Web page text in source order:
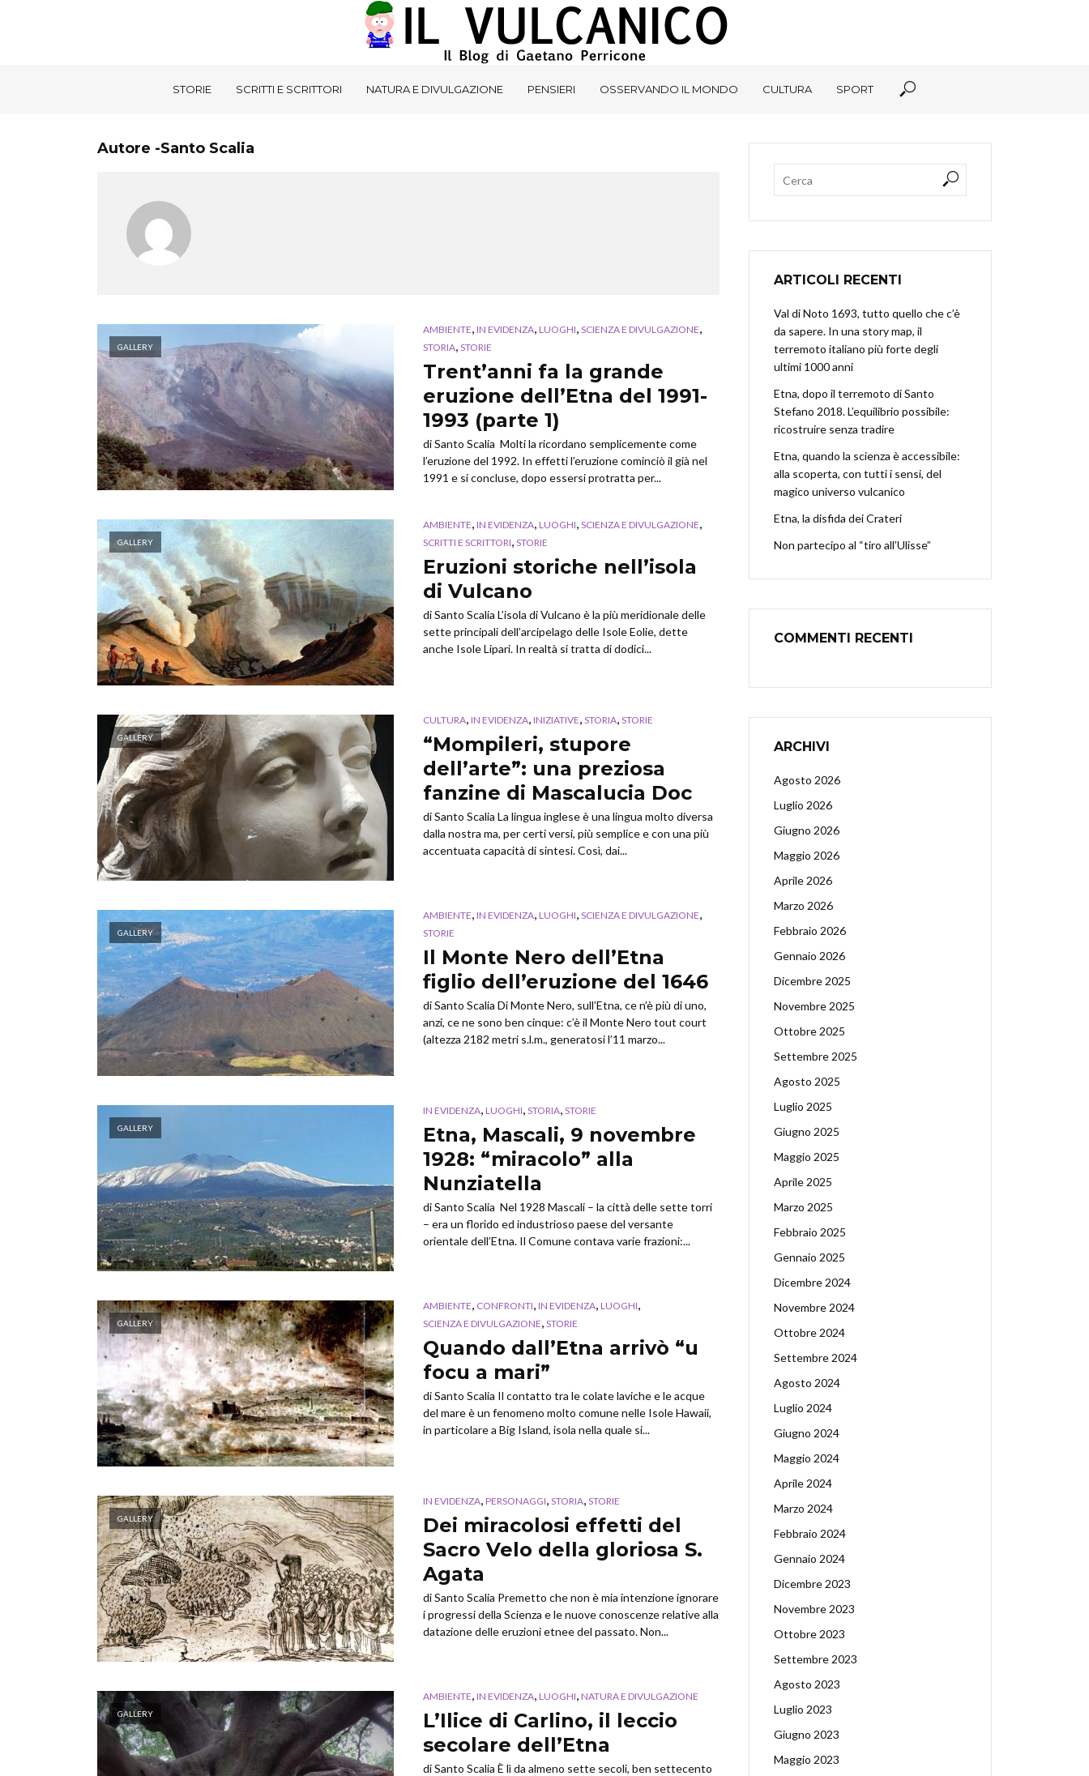
STORIE SCRITTI E SCRITTORI NATURA E DIVULGAZIONE PENSIERI OSSERVANDO IL MONDO CULTURA SPORT
Autore -Santo Scalia
GALLERY
AMBIENTE, IN EVIDENZA, LUOGHI, SCIENZA E DIVULGAZIONE,
STORIA, STORIE
Trent’anni fa la grande
eruzione dell’Etna del 1991-
1993 (parte 1)
di Santo Scalia Molti la ricordano semplicemente come
l’eruzione del 1992. In effetti l’eruzione cominciò il già nel
1991 e si concluse, dopo essersi protratta per...
GALLERY
AMBIENTE, IN EVIDENZA, LUOGHI, SCIENZA E DIVULGAZIONE,
SCRITTI E SCRITTORI, STORIE
Eruzioni storiche nell’isola
di Vulcano
di Santo Scalia L’isola di Vulcano è la più meridionale delle
sette principali dell’arcipelago delle Isole Eolie, dette
anche Isole Lipari. In realtà si tratta di dodici...
GALLERY
CULTURA, IN EVIDENZA, INIZIATIVE, STORIA, STORIE
“Mompileri, stupore
dell’arte”: una preziosa
fanzine di Mascalucia Doc
di Santo Scalia La lingua inglese è una lingua molto diversa
dalla nostra ma, per certi versi, più semplice e con una più
accentuata capacità di sintesi. Così, dai...
GALLERY
AMBIENTE, IN EVIDENZA, LUOGHI, SCIENZA E DIVULGAZIONE,
STORIE
Il Monte Nero dell’Etna
figlio dell’eruzione del 1646
di Santo Scalia Di Monte Nero, sull’Etna, ce n’è più di uno,
anzi, ce ne sono ben cinque: c’è il Monte Nero tout court
(altezza 2182 metri s.l.m., generatosi l’11 marzo...
GALLERY
IN EVIDENZA, LUOGHI, STORIA, STORIE
Etna, Mascali, 9 novembre
1928: “miracolo” alla
Nunziatella
di Santo Scalia Nel 1928 Mascali – la città delle sette torri
– era un florido ed industrioso paese del versante
orientale dell’Etna. Il Comune contava varie frazioni:...
GALLERY
AMBIENTE, CONFRONTI, IN EVIDENZA, LUOGHI,
SCIENZA E DIVULGAZIONE, STORIE
Quando dall’Etna arrivò “u
focu a mari”
di Santo Scalia Il contatto tra le colate laviche e le acque
del mare è un fenomeno molto comune nelle Isole Hawaii,
in particolare a Big Island, isola nella quale si...
GALLERY
IN EVIDENZA, PERSONAGGI, STORIA, STORIE
Dei miracolosi effetti del
Sacro Velo della gloriosa S.
Agata
di Santo Scalia Premetto che non è mia intenzione ignorare
i progressi della Scienza e le nuove conoscenze relative alla
datazione delle eruzioni etnee del passato. Non...
GALLERY
AMBIENTE, IN EVIDENZA, LUOGHI, NATURA E DIVULGAZIONE
L’Ilice di Carlino, il leccio
secolare dell’Etna
di Santo Scalia È lì da almeno sette secoli, ben settecento
ARTICOLI RECENTI
Val di Noto 1693, tutto quello che c’è
da sapere. In una story map, il
terremoto italiano più forte degli
ultimi 1000 anni
Etna, dopo il terremoto di Santo
Stefano 2018. L’equilibrio possibile:
ricostruire senza tradire
Etna, quando la scienza è accessibile:
alla scoperta, con tutti i sensi, del
magico universo vulcanico
Etna, la disfida dei Crateri
Non partecipo al “tiro all’Ulisse”
COMMENTI RECENTI
ARCHIVI
Agosto 2026
Luglio 2026
Giugno 2026
Maggio 2026
Aprile 2026
Marzo 2026
Febbraio 2026
Gennaio 2026
Dicembre 2025
Novembre 2025
Ottobre 2025
Settembre 2025
Agosto 2025
Luglio 2025
Giugno 2025
Maggio 2025
Aprile 2025
Marzo 2025
Febbraio 2025
Gennaio 2025
Dicembre 2024
Novembre 2024
Ottobre 2024
Settembre 2024
Agosto 2024
Luglio 2024
Giugno 2024
Maggio 2024
Aprile 2024
Marzo 2024
Febbraio 2024
Gennaio 2024
Dicembre 2023
Novembre 2023
Ottobre 2023
Settembre 2023
Agosto 2023
Luglio 2023
Giugno 2023
Maggio 2023